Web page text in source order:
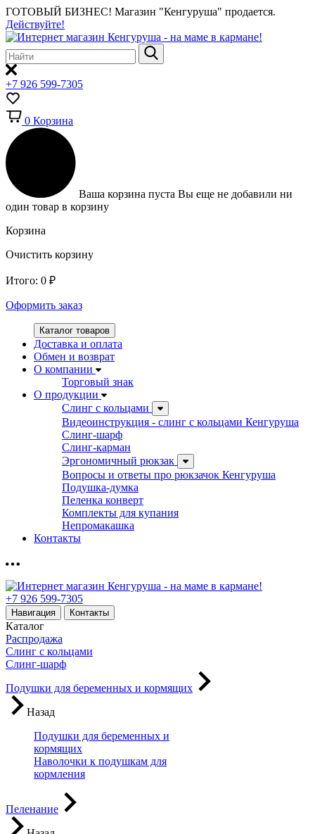
ГОТОВЫЙ БИЗНЕС! Магазин "Кенгуруша" продается.
Действуйте!
+7 926 599-7305
0 Корзина
Ваша корзина пуста Вы еще не добавили ни
один товар в корзину
Корзина
Очистить корзину
Итого: 0 ₽
Оформить заказ
Каталог товаров
Доставка и оплата
Обмен и возврат
О компании
Торговый знак
О продукции
Слинг с кольцами
Видеоинструкция - слинг с кольцами Кенгуруша
Слинг-шарф
Слинг-карман
Эргономичный рюкзак
Вопросы и ответы про рюкзачок Кенгуруша
Подушка-думка
Пеленка конверт
Комплекты для купания
Непромакашка
Контакты
+7 926 599-7305
Навигация Контакты
Каталог
Распродажа
Слинг с кольцами
Слинг-шарф
Подушки для беременных и кормящих
Назад
Подушки для беременных и
кормящих
Наволочки к подушкам для
кормления
Пеленание